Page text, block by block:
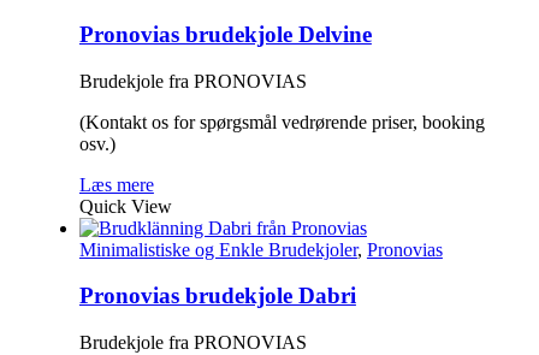
Pronovias brudekjole Delvine
Brudekjole fra PRONOVIAS
(Kontakt os for spørgsmål vedrørende priser, booking
osv.)
Læs mere
Quick View
Minimalistiske og Enkle Brudekjoler, Pronovias
Pronovias brudekjole Dabri
Brudekjole fra PRONOVIAS